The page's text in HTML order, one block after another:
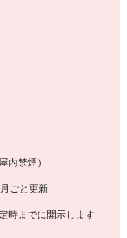
内禁煙）
ごと更新
時までに開示します